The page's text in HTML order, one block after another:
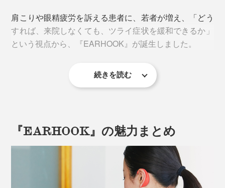
天容（てんよう）
首の筋肉の緊張をほぐし、首の動きを楽にする
動眼神経：眼の調節、眼の疲れ
内耳神経：めまい、乗り物酔い
顔面神経：表情筋、顔やせ
肩こりや眼精疲労を訴える患者に、若者が増え、「どう
すれば、来院しなくても、ツライ症状を緩和できるか」
という視点から、『EARHOOK』が誕生しました。
続きを読む
『EARHOOK』の魅力まとめ